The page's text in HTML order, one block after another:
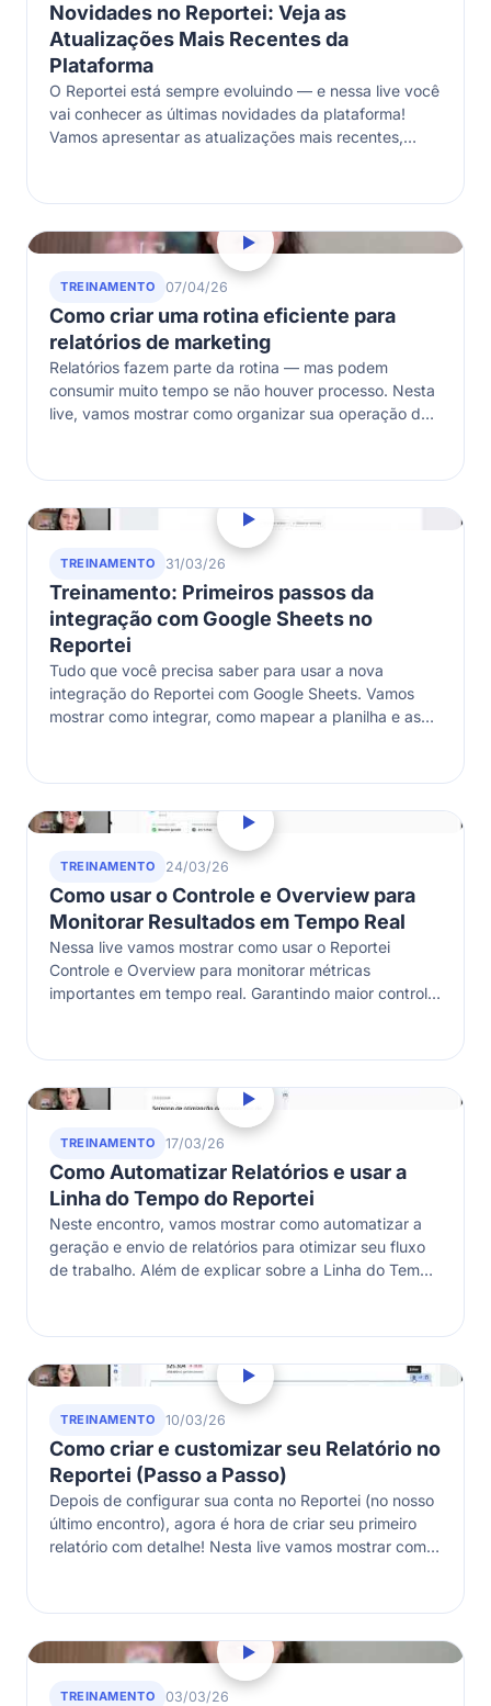
Novidades no Reportei: Veja as
Atualizações Mais Recentes da
Plataforma
O Reportei está sempre evoluindo — e nessa live você
vai conhecer as últimas novidades da plataforma!
Vamos apresentar as atualizações mais recentes,
TREINAMENTO 07/04/26
Como criar uma rotina eficiente para
relatórios de marketing
Relatórios fazem parte da rotina — mas podem
consumir muito tempo se não houver processo. Nesta
live, vamos mostrar como organizar sua operação de
TREINAMENTO 31/03/26
Treinamento: Primeiros passos da
integração com Google Sheets no
Reportei
Tudo que você precisa saber para usar a nova
integração do Reportei com Google Sheets. Vamos
mostrar como integrar, como mapear a planilha e as
TREINAMENTO 24/03/26
Como usar o Controle e Overview para
Monitorar Resultados em Tempo Real
Nessa live vamos mostrar como usar o Reportei
Controle e Overview para monitorar métricas
importantes em tempo real. Garantindo maior controle
TREINAMENTO 17/03/26
Como Automatizar Relatórios e usar a
Linha do Tempo do Reportei
Neste encontro, vamos mostrar como automatizar a
geração e envio de relatórios para otimizar seu fluxo
de trabalho. Além de explicar sobre a Linha do Tempo
TREINAMENTO 10/03/26
Como criar e customizar seu Relatório no
Reportei (Passo a Passo)
Depois de configurar sua conta no Reportei (no nosso
último encontro), agora é hora de criar seu primeiro
relatório com detalhe! Nesta live vamos mostrar como
TREINAMENTO 03/03/26